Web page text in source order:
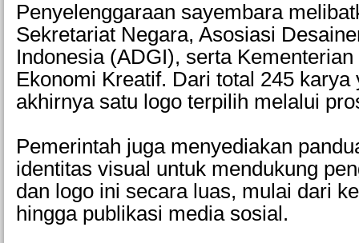
Penyelenggaraan sayembara
Sekretariat Negara, Asosiasi
Indonesia (ADGI), serta Kementerian
Ekonomi Kreatif. Dari total 245 karya
akhirnya satu logo terpilih melalui
Pemerintah juga menyediakan
identitas visual untuk mendukung
dan logo ini secara luas, mulai dari
hingga publikasi media sosial.